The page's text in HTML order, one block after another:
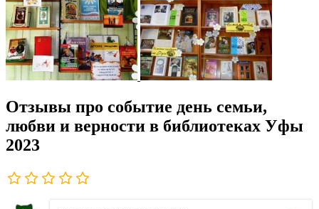
Отзывы про событие день семьи,
любви и верности в библиотеках Уфы
2023